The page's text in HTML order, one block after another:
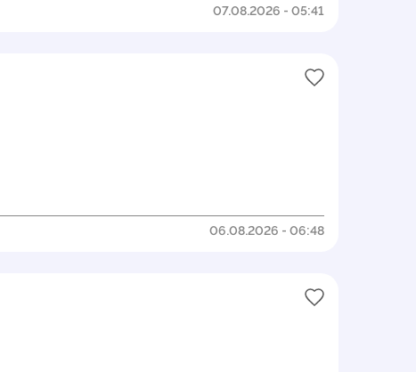
07.08.2026 - 05:41
06.08.2026 - 06:48